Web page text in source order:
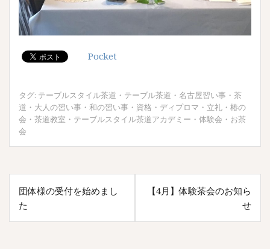
Pocket
タグ: テーブルスタイル茶道 ・ テーブル茶道 ・ 名古屋習い事 ・ 茶
道 ・ 大人の習い事 ・ 和の習い事 ・ 資格 ・ ディプロマ ・ 立礼 ・ 椿の
会 ・ 茶道教室 ・ テーブルスタイル茶道アカデミー ・ 体験会 ・ お茶
会
投
稿
ナ
団体様の受付を始めまし
た
【4月】体験茶会のお知ら
せ